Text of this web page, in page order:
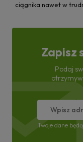
ciągnika nawet w
Zapisz
Podaj
Twoje dane